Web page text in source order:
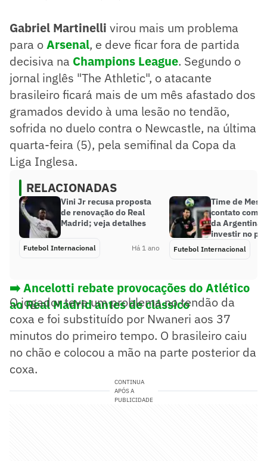
Gabriel Martinelli virou mais um problema
para oArsenal, e deve ficar fora de partida
decisiva na Champions League. Segundo o
jornal inglês "The Athletic", o atacante
brasileiro ficará mais de um mês afastado dos
gramados devido à uma lesão no tendão,
sofrida no duelo contra o Newcastle, na última
quarta-feira (5), pela semifinal da Copa da
Liga Inglesa.
RELACIONADAS
Vini Jr recusa proposta
de renovação do Real
Madrid; veja detalhes
Futebol Internacional Há 1 ano
Time de
contato com
da Argentina
investir no
Futebol Internacional
➡️ Ancelotti rebate provocações do Atlético
ao Real Madrid antes de clássico
O jogador teve um problema no tendão da
coxa e foi substituído por Nwaneri aos 37
minutos do primeiro tempo. O brasileiro caiu
no chão e colocou a mão na parte posterior da
coxa.
CONTINUA
APÓS A
PUBLICIDADE